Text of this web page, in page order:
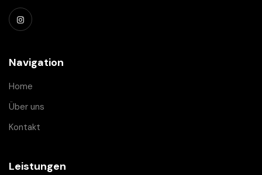
Navigation
Home
Über uns
Kontakt
Leistungen